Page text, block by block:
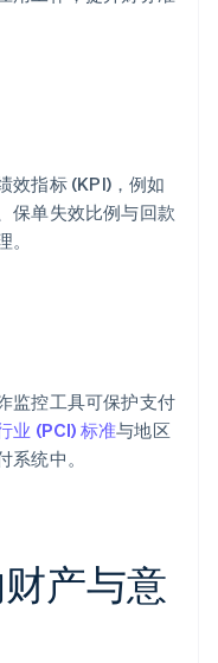
效指标 (KPI)，例如
保单失效比例与回款
监控工具可保护支付
业 (PCI) 标准与地区
统中。
产与意